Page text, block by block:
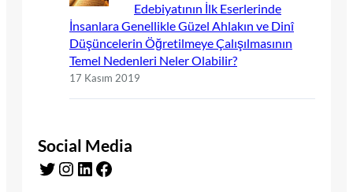
Edebiyatının İlk Eserlerinde
İnsanlara Genellikle Güzel Ahlakın ve Dinî
Düşüncelerin Öğretilmeye Çalışılmasının
Temel Nedenleri Neler Olabilir?
17 Kasım 2019
Social Media
Twitter Instagram LinkedIn Facebook